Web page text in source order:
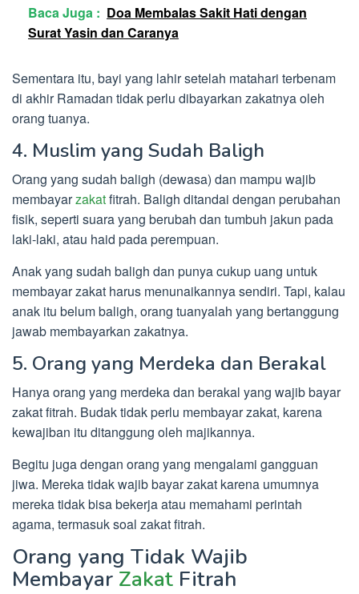
Baca Juga : Doa Membalas Sakit Hati dengan
Surat Yasin dan Caranya
Sementara itu, bayi yang lahir setelah matahari terbenam
di akhir Ramadan tidak perlu dibayarkan zakatnya oleh
orang tuanya.
4. Muslim yang Sudah Baligh
Orang yang sudah baligh (dewasa) dan mampu wajib
membayarzakatfitrah. Baligh ditandai dengan perubahan
fisik, seperti suara yang berubah dan tumbuh jakun pada
laki-laki, atau haid pada perempuan.
Anak yang sudah baligh dan punya cukup uang untuk
membayar zakat harus menunaikannya sendiri. Tapi, kalau
anak itu belum baligh, orang tuanyalah yang bertanggung
jawab membayarkan zakatnya.
5. Orang yang Merdeka dan Berakal
Hanya orang yang merdeka dan berakal yang wajib bayar
zakat fitrah. Budak tidak perlu membayar zakat, karena
kewajiban itu ditanggung oleh majikannya.
Begitu juga dengan orang yang mengalami gangguan
jiwa. Mereka tidak wajib bayar zakat karena umumnya
mereka tidak bisa bekerja atau memahami perintah
agama, termasuk soal zakat fitrah.
Orang yang Tidak Wajib
Membayar Zakat Fitrah